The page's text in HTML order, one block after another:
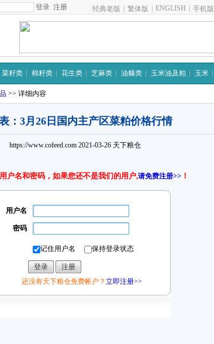
注册 经典老版 繁体版 ENGLISH 手机版
菜籽类 棉籽类 花生类 芝麻类 油糠类 玉米油及粕 玉米
>> 详细内容
：3月26日国内主产区菜粕价格行情
https://www.cofeed.com 2021-03-26 天下粮仓
户名和密码，如果您还不是我们的用户,请免费注册>> ！
用户名
密码
记住用户名 保持登录状态
还没有天下粮仓免费帐户？ 立即注册>>